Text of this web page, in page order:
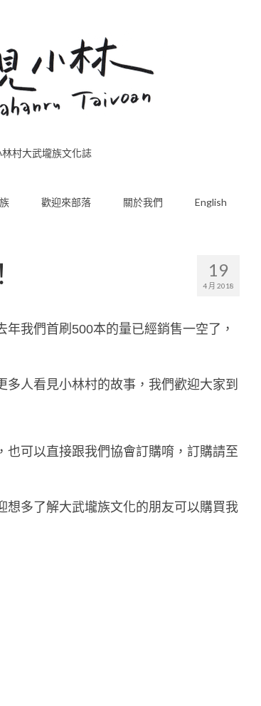
林村大武壠族文化誌
歡迎來部落 關於我們 English
19
4 月 2018
我們首刷500本的量已經銷售一空了，
人看見小林村的故事，我們歡迎大家到
可以直接跟我們協會訂購唷，訂購請至
想多了解大武壠族文化的朋友可以購買我